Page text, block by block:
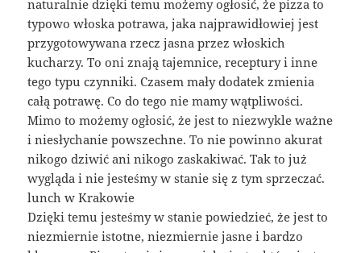
naturalnie dzięki temu możemy ogłosić, że pizza to
typowo włoska potrawa, jaka najprawidłowiej jest
przygotowywana rzecz jasna przez włoskich
kucharzy. To oni znają tajemnice, receptury i inne
tego typu czynniki. Czasem mały dodatek zmienia
całą potrawę. Co do tego nie mamy wątpliwości.
Mimo to możemy ogłosić, że jest to niezwykle ważne
i niesłychanie powszechne. To nie powinno akurat
nikogo dziwić ani nikogo zaskakiwać. Tak to już
wygląda i nie jesteśmy w stanie się z tym sprzeczać.
lunch w Krakowie
Dzięki temu jesteśmy w stanie powiedzieć, że jest to
niezmiernie istotne, niezmiernie jasne i bardzo